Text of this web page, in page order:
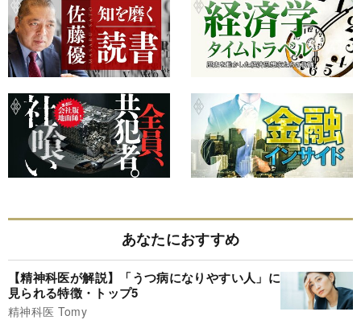
あなたにおすすめ
【精神科医が解説】「うつ病になりやすい人」に
見られる特徴・トップ5
精神科医 Tomy